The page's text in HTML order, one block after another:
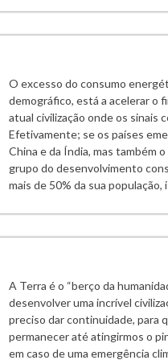
O excesso do consumo
demográfico, está a acelerar o
atual civilização onde os sinais
Efetivamente; se os países
China e da Índia, mas também
grupo do desenvolvimento
mais de 50% da sua população,
A Terra é o “berço da
desenvolver uma incrível
preciso dar continuidade, para
permanecer até atingirmos o
em caso de uma emergência